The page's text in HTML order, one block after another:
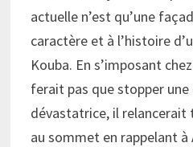
actuelle n’est qu’une
caractère et à l’histoire
Kouba. En s’imposant
ferait pas que stopper
dévastatrice, il
au sommet en rappelant à